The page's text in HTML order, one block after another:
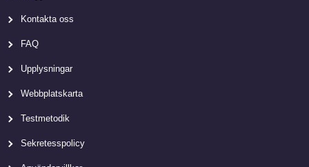
Kontakta oss
FAQ
Upplysningar
Webbplatskarta
Testmetodik
Sekretesspolicy